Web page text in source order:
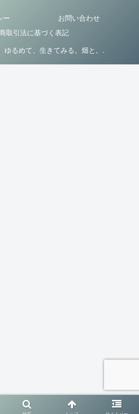
ー
お問い合わせ
取引法に基づく表記
るめて、生きてみる。畑と。.